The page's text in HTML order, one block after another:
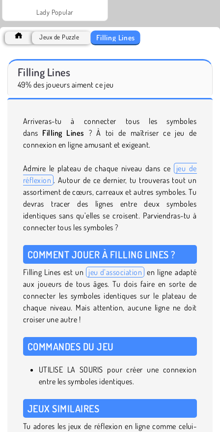
Lady Popular
Jeux de Puzzle Filling Lines
Filling Lines
49% des joueurs aiment ce jeu
Arriveras-tu à connecter tous les symboles
dans Filling Lines ? À toi de maîtriser ce jeu de
connexion en ligne amusant et exigeant.
Admire le plateau de chaque niveau dans ce
jeu de
réflexion . Autour de ce dernier, tu trouveras tout un
assortiment de cœurs, carreaux et autres symboles. Tu
devras tracer des lignes entre deux symboles
identiques sans qu’elles se croisent. Parviendras-tu à
connecter tous les symboles ?
COMMENT JOUER À FILLING LINES ?
Filling Lines est un jeu d’association en ligne adapté
aux joueurs de tous âges. Tu dois faire en sorte de
connecter les symboles identiques sur le plateau de
chaque niveau. Mais attention, aucune ligne ne doit
croiser une autre !
COMMANDES DU JEU
UTILISE LA SOURIS pour créer une connexion
entre les symboles identiques.
JEUX SIMILAIRES
Tu adores les jeux de réflexion en ligne comme celui-